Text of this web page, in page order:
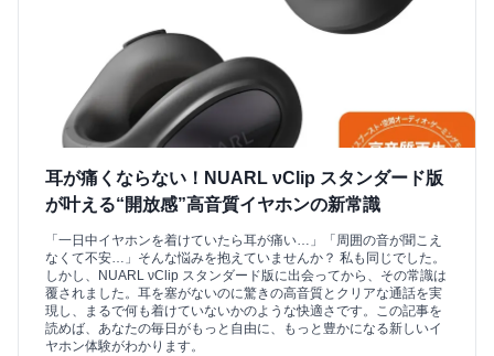
耳が痛くならない！NUARL νClip スタンダード版
が叶える“開放感”高音質イヤホンの新常識
「一日中イヤホンを着けていたら耳が痛い…」「周囲の音が聞こえ
なくて不安…」そんな悩みを抱えていませんか？ 私も同じでした。
しかし、NUARL νClip スタンダード版に出会ってから、その常識は
覆されました。耳を塞がないのに驚きの高音質とクリアな通話を実
現し、まるで何も着けていないかのような快適さです。この記事を
読めば、あなたの毎日がもっと自由に、もっと豊かになる新しいイ
ヤホン体験がわかります。